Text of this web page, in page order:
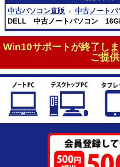
中古パソコン直販
中古ノートパ
DELL 中古ノートパソコン
Win10サポートが終了し
ご提供